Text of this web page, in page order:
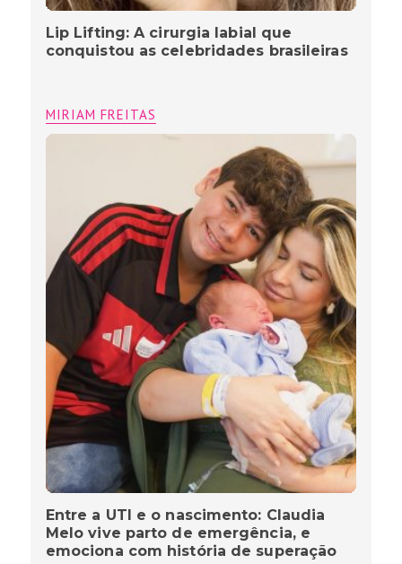
Lip Lifting: A cirurgia labial que
conquistou as celebridades brasileiras
MIRIAM FREITAS
Entre a UTI e o nascimento: Claudia
Melo vive parto de emergência, e
emociona com história de superação